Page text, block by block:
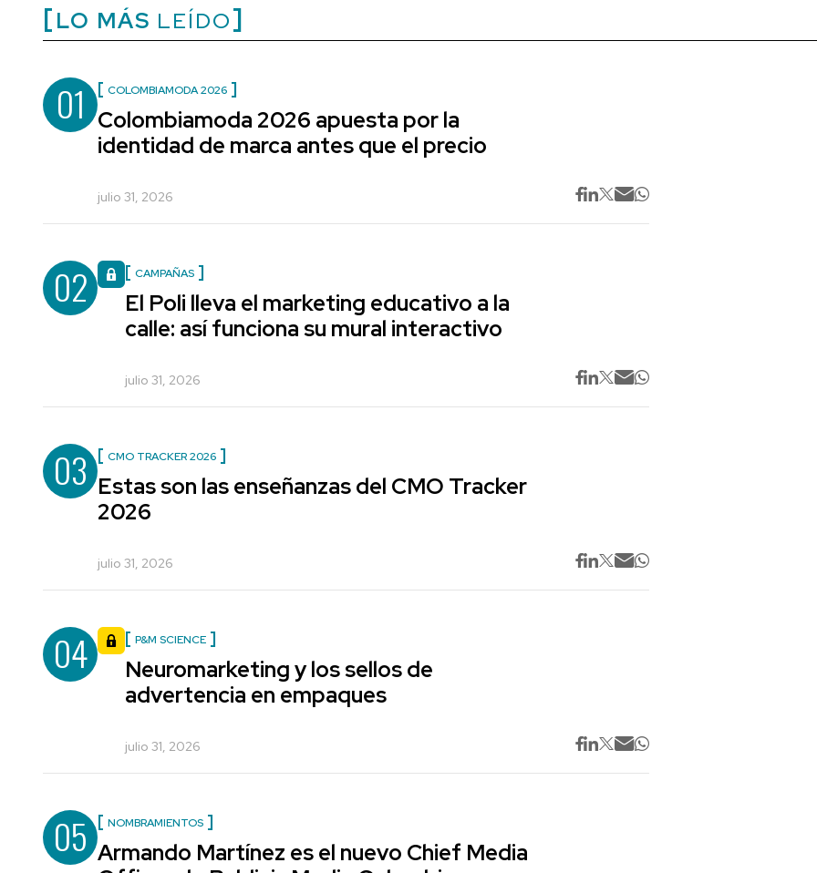
LO MÁS LEÍDO
01 COLOMBIAMODA 2026
Colombiamoda 2026 apuesta por la
identidad de marca antes que el precio
julio 31, 2026
02 CAMPAÑAS
El Poli lleva el marketing educativo a la
calle: así funciona su mural interactivo
julio 31, 2026
03 CMO TRACKER 2026
Estas son las enseñanzas del CMO Tracker
2026
julio 31, 2026
04 P&M SCIENCE
Neuromarketing y los sellos de
advertencia en empaques
julio 31, 2026
05 NOMBRAMIENTOS
Armando Martínez es el nuevo Chief Media